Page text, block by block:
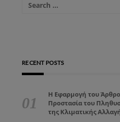
RECENT POSTS
Η Εφαρμογή του
Προστασία του
της Κλιματικής